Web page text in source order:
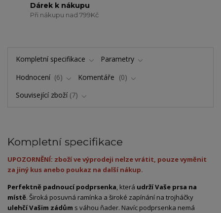
Dárek k nákupu
Při nákupu nad 799Kč
Kompletní specifikace
Parametry
Hodnocení
6 Komentáře
0
Související zboží 7
Kompletní specifikace
UPOZORNĚNÍ: zboží ve výprodeji nelze vrátit, pouze vyměnit
za jiný kus anebo poukaz na další nákup.
Perfektně padnoucí podprsenka, která udrží Vaše prsa na
místě. Široká posuvná ramínka a široké zapínání na trojháčky
ulehčí Vašim zádům s váhou ňader. Navíc podprsenka nemá